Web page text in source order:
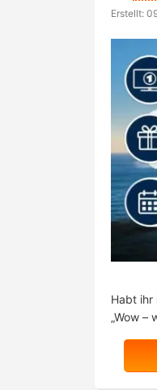
Erstellt:
Habt ihr
„Wow –